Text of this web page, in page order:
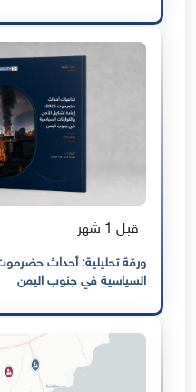
قبل 1 شهر
ورقة تحليلية: أحداث
السياسية في جنوب اليمن